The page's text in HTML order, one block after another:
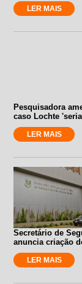
LER MAIS
Pesquisadora
caso Lochte
LER MAIS
Secretário de
anuncia criação
LER MAIS